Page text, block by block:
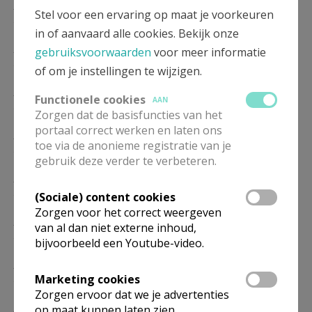
27/09
9.00 Eucharistie
9.00
9.00 Eucharistie
24/01
28/02
9.00 Eucharistie
28/03
9.00 Eucharistie
Stel voor een ervaring op maat je voorkeuren
in of aanvaard alle cookies. Bekijk onze
gebruiksvoorwaarden voor meer informatie
of om je instellingen te wijzigen.
Functionele cookies
AAN
Zorgen dat de basisfuncties van het
portaal correct werken en laten ons
toe via de anonieme registratie van je
gebruik deze verder te verbeteren.
(Sociale) content cookies
Zorgen voor het correct weergeven
van al dan niet externe inhoud,
bijvoorbeeld een Youtube-video.
Marketing cookies
Zorgen ervoor dat we je advertenties